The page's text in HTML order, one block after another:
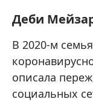
Деби
В 2020-м
описала
социальных